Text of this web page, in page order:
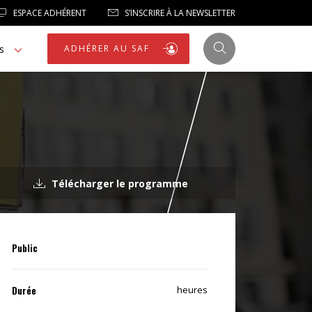
ESPACE ADHÉRENT S’INSCRIRE À LA NEWSLETTER
ADHÉRER AU SAF
LIBERTÉSTélécharger le programme
Public
Durée heures